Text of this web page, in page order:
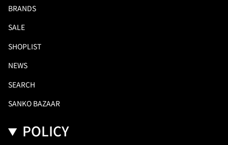
BRANDS
SALE
SHOPLIST
NEWS
SEARCH
SANKO BAZAAR
POLICY